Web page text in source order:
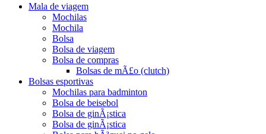
Mala de viagem
Mochilas
Mochila
Bolsa
Bolsa de viagem
Bolsa de compras
Bolsas de mÃ£o (clutch)
Bolsas esportivas
Mochilas para badminton
Bolsa de beisebol
Bolsa de ginÃ¡stica
Bolsa de ginÃ¡stica